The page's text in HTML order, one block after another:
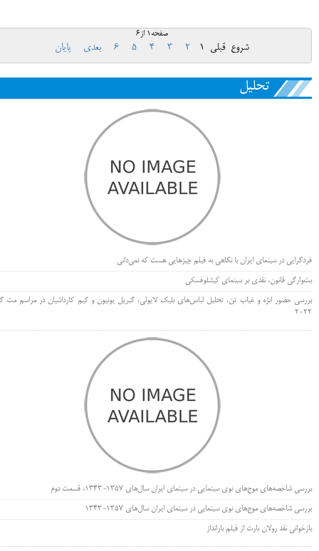
صفحه1 از6
شروع قبلی 1
2
3
4
5
6 بعدی پایان
تحلیل
فردگرایی در سینمای ایران با نگاهی به فیلم چیزهایی هست که نمی‌دانی
بت‌وارگی قانون، نقدی بر سینمای کیشلوفسکی
بررسی حضور ابژه و غیاب تن، تحلیل لباس‌های بلیک لایولی، گبریل یونیون و کیم کارداشیان در مراسم مت
۲۰۲۲
بررسی شاخصه‌های موج‌های نوی سینمایی در سینمای ایران سال‌های 1357-1343، قسمت دوم
بررسی شاخصه‌های موج‌های نوی سینمایی در سینمای ایران سال‌های 1357-1343
بازخوانی نقد رولان بارت از فیلم بارانداز